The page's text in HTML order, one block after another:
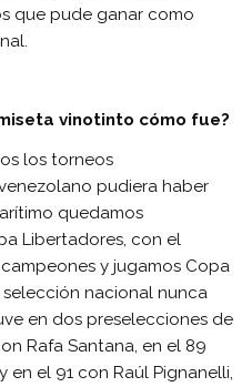
que pude ganar como
vinotinto cómo fue?
los torneos
pudiera haber
quedamos
Libertadores, con el
y jugamos Copa
nacional nunca
en dos preselecciones de
Rafa Santana, en el 89
en el 91 con Raúl Pignanelli,